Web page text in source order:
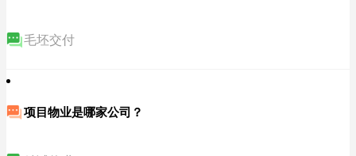
毛坯交付
项目物业是哪家公司？